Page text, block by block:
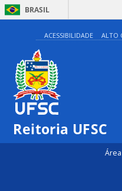
BRASIL
ACESSIBILIDADE ALTO
Reitoria UFSC